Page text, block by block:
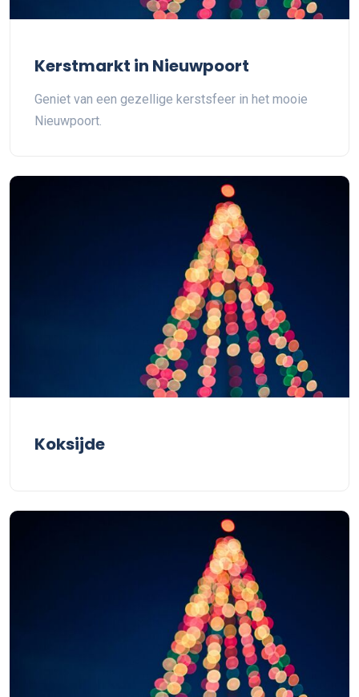
Kerstmarkt in Nieuwpoort
Geniet van een gezellige kerstsfeer in het mooie
Nieuwpoort.
Koksijde